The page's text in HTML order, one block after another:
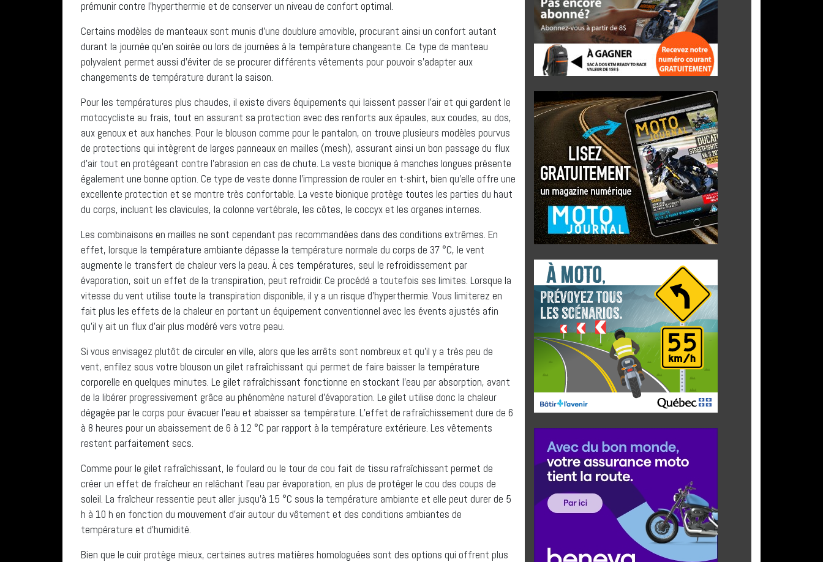
prémunir contre l’hyperthermie et de conserver un niveau de confort optimal.
Certains modèles de manteaux sont munis d’une doublure amovible, procurant ainsi un confort autant
durant la journée qu’en soirée ou lors de journées à la température changeante. Ce type de manteau
polyvalent permet aussi d’éviter de se procurer différents vêtements pour pouvoir s’adapter aux
changements de température durant la saison.
Pour les températures plus chaudes, il existe divers équipements qui laissent passer l’air et qui gardent le
motocycliste au frais, tout en assurant sa protection avec des renforts aux épaules, aux coudes, au dos,
aux genoux et aux hanches. Pour le blouson comme pour le pantalon, on trouve plusieurs modèles pourvus
de protections qui intègrent de larges panneaux en mailles (mesh), assurant ainsi un bon passage du flux
d’air tout en protégeant contre l’abrasion en cas de chute. La veste bionique à manches longues présente
également une bonne option. Ce type de veste donne l’impression de rouler en t-shirt, bien qu’elle offre une
excellente protection et se montre très confortable. La veste bionique protège toutes les parties du haut
du corps, incluant les clavicules, la colonne vertébrale, les côtes, le coccyx et les organes internes.
Les combinaisons en mailles ne sont cependant pas recommandées dans des conditions extrêmes. En
effet, lorsque la température ambiante dépasse la température normale du corps de 37 °C, le vent
augmente le transfert de chaleur vers la peau. À ces températures, seul le refroidissement par
évaporation, soit un effet de la transpiration, peut refroidir. Ce procédé a toutefois ses limites. Lorsque la
vitesse du vent utilise toute la transpiration disponible, il y a un risque d’hyperthermie. Vous limiterez en
fait plus les effets de la chaleur en portant un équipement conventionnel avec les évents ajustés afin
qu’il y ait un flux d’air plus modéré vers votre peau.
Si vous envisagez plutôt de circuler en ville, alors que les arrêts sont nombreux et qu’il y a très peu de
vent, enfilez sous votre blouson un gilet rafraîchissant qui permet de faire baisser la température
corporelle en quelques minutes. Le gilet rafraîchissant fonctionne en stockant l’eau par absorption, avant
de la libérer progressivement grâce au phénomène naturel d’évaporation. Le gilet utilise donc la chaleur
dégagée par le corps pour évacuer l’eau et abaisser sa température. L’effet de rafraîchissement dure de 6
à 8 heures pour un abaissement de 6 à 12 °C par rapport à la température extérieure. Les vêtements
restent parfaitement secs.
Comme pour le gilet rafraîchissant, le foulard ou le tour de cou fait de tissu rafraîchissant permet de
créer un effet de fraîcheur en relâchant l’eau par évaporation, en plus de protéger le cou des coups de
soleil. La fraîcheur ressentie peut aller jusqu’à 15 °C sous la température ambiante et elle peut durer de 5
h à 10 h en fonction du mouvement d’air autour du vêtement et des conditions ambiantes de
température et d’humidité.
Bien que le cuir protège mieux, certaines autres matières homologuées sont des options qui offrent plus